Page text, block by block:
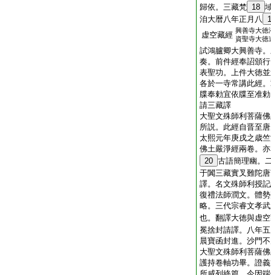
歸依。三藏梵 18
洎大暦八年正月八
虚空藏經 興善寺大徳
資聖寺大徳
試鴻臚卿大興善寺
奏。前件經奉詔頒
表聖功。上件大徳
各於一寺常講此經
牒奉勅宜依牒至准
請三藏譯
大聖文殊師利菩薩
所説。此經自晋至
太熙元年庚戌之歳
佛土嚴淨經兩卷。
20 古語簡理幽。
于闐三藏實叉難陀
譯。名文殊師利授
復禮法師潤文。體
略。三代宗睿文孝
也。翻譯大徳與虚
冕捨封請譯。八年
晨寶函封進。沙門
大聖文殊師利菩薩
護持卷軸功畢。證